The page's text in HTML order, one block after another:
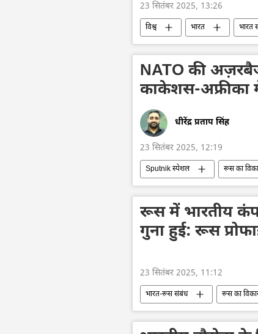
23 सितंबर 2025, 13:26
विश्व भारत भारत
द्विपक्षीय रिश्ते
द्विपक्षीय व्यापार
सैन्य प्रौद्योगिकी
सैन्य सहायता
NATO की
काकेशस-अफ्रीका
धीरेंद्र प्रताप सिंह
23 सितंबर 2025, 12:19
Sputnik स्पेशल रूस का
यूक्रेन
अजरबैजान
रूस में भारतीय
गुना हुई: रूस
23 सितंबर 2025, 11:12
भारत-रूस संबंध रूस का
रूसी अर्थव्यवस्था
भारतीय
भारत का विकास
दिल्ली